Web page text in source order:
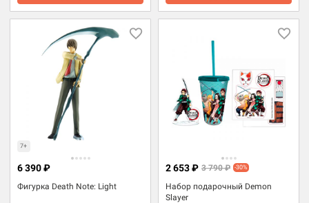
7+
Фигурка Death Note: Light
6 390 ₽
Набор подарочный Demon
Slayer
2 653 ₽ 3 790 ₽ -30%